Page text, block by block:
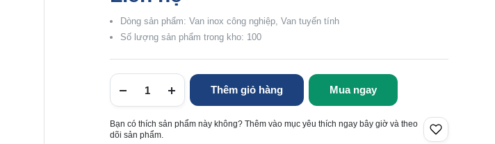
Dòng sản phẩm: Van inox công nghiệp, Van tuyến tính
Số lượng sản phẩm trong kho: 100
Thêm giỏ hàng Mua ngay
Bạn có thích sản phẩm này không? Thêm vào mục yêu thích ngay bây giờ và theo
dõi sản phẩm.